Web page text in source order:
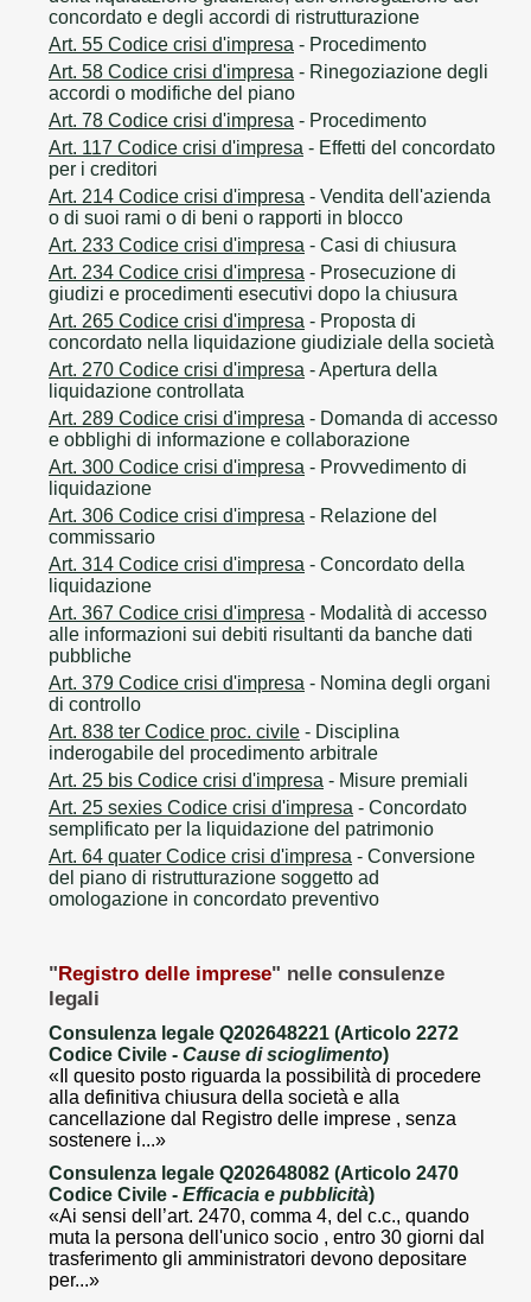
concordato e degli accordi di ristrutturazione
Art. 55 Codice crisi d'impresa - Procedimento
Art. 58 Codice crisi d'impresa - Rinegoziazione degli
accordi o modifiche del piano
Art. 78 Codice crisi d'impresa - Procedimento
Art. 117 Codice crisi d'impresa - Effetti del concordato
per i creditori
Art. 214 Codice crisi d'impresa - Vendita dell'azienda
o di suoi rami o di beni o rapporti in blocco
Art. 233 Codice crisi d'impresa - Casi di chiusura
Art. 234 Codice crisi d'impresa - Prosecuzione di
giudizi e procedimenti esecutivi dopo la chiusura
Art. 265 Codice crisi d'impresa - Proposta di
concordato nella liquidazione giudiziale della società
Art. 270 Codice crisi d'impresa - Apertura della
liquidazione controllata
Art. 289 Codice crisi d'impresa - Domanda di accesso
e obblighi di informazione e collaborazione
Art. 300 Codice crisi d'impresa - Provvedimento di
liquidazione
Art. 306 Codice crisi d'impresa - Relazione del
commissario
Art. 314 Codice crisi d'impresa - Concordato della
liquidazione
Art. 367 Codice crisi d'impresa - Modalità di accesso
alle informazioni sui debiti risultanti da banche dati
pubbliche
Art. 379 Codice crisi d'impresa - Nomina degli organi
di controllo
Art. 838 ter Codice proc. civile - Disciplina
inderogabile del procedimento arbitrale
Art. 25 bis Codice crisi d'impresa - Misure premiali
Art. 25 sexies Codice crisi d'impresa - Concordato
semplificato per la liquidazione del patrimonio
Art. 64 quater Codice crisi d'impresa - Conversione
del piano di ristrutturazione soggetto ad
omologazione in concordato preventivo
"Registro delle imprese" nelle consulenze
legali
Consulenza legale Q202648221 (Articolo 2272
Codice Civile - Cause di scioglimento)
«Il quesito posto riguarda la possibilità di procedere
alla definitiva chiusura della società e alla
cancellazione dal Registro delle imprese , senza
sostenere i...»
Consulenza legale Q202648082 (Articolo 2470
Codice Civile - Efficacia e pubblicità)
«Ai sensi dell’art. 2470, comma 4, del c.c., quando
muta la persona dell'unico socio , entro 30 giorni dal
trasferimento gli amministratori devono depositare
per...»